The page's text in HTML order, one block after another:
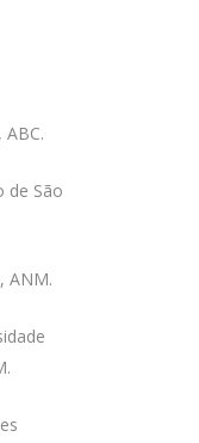
de São
ANM.